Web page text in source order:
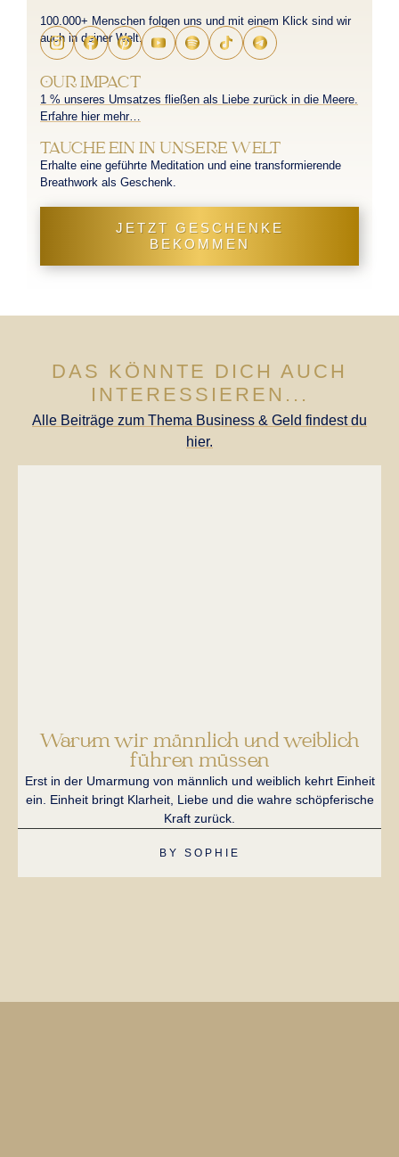
100.000+ Menschen folgen uns und mit einem Klick sind wir
auch in deiner Welt.
OUR IMPACT
1 % unseres Umsatzes fließen als Liebe zurück in die Meere.
Erfahre hier mehr…
TAUCHE EIN IN UNSERE WELT
Erhalte eine geführte Meditation und eine transformierende
Breathwork als Geschenk.
JETZT GESCHENKE
BEKOMMEN
DAS KÖNNTE DICH AUCH
INTERESSIEREN...
Alle Beiträge zum Thema Business & Geld findest du
hier.
Warum wir männlich und weiblich
führen müssen
Erst in der Umarmung von männlich und weiblich kehrt Einheit
ein. Einheit bringt Klarheit, Liebe und die wahre schöpferische
Kraft zurück.
BY SOPHIE